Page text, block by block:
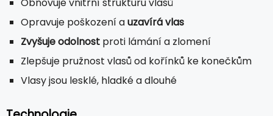
Opravuje poškození auzavírá vlas
Zvyšuje odolnost proti lámání a zlomení
Zlepšuje pružnost vlasů od kořínků ke konečkům
Vlasy jsou lesklé, hladké a dlouhé